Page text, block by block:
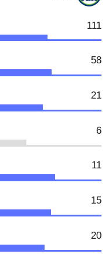
111
58
21
6
11
15
20